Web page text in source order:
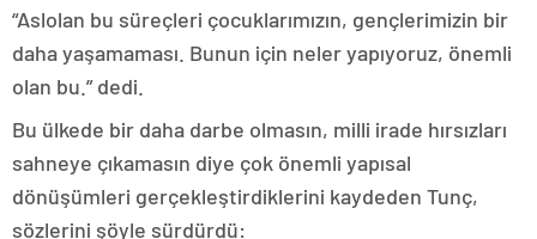
“Aslolan bu süreçleri çocuklarımızın, gençlerimizin bir
daha yaşamaması. Bunun için neler yapıyoruz, önemli
olan bu.” dedi.
Bu ülkede bir daha darbe olmasın, milli irade hırsızları
sahneye çıkamasın diye çok önemli yapısal
dönüşümleri gerçekleştirdiklerini kaydeden Tunç,
sözlerini şöyle sürdürdü: